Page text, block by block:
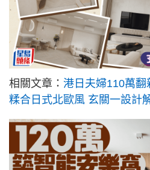
相關文章： 港日夫婦110萬翻
糅合日式北歐風 玄關一設計